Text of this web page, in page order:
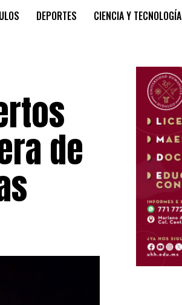
DEPORTES CIENCIA Y TECNOLOGÍA
de